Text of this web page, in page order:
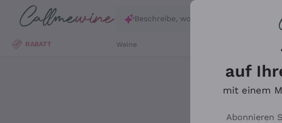
Zum Hauptinhalt springen
Beschreibe, wonach du suchst
RABATT Weine
auf
mit einem
Abonnieren